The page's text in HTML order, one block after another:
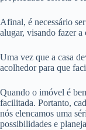
Afinal, é necessário
alugar, visando fazer a
Uma vez que a casa
acolhedor para que
Quando o imóvel é
facilitada. Portanto,
nós elencamos uma
possibilidades e